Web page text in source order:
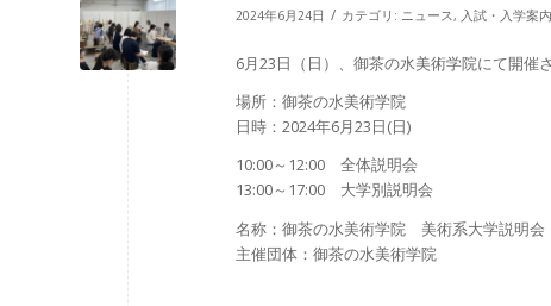
2024年6月24日 / カテゴリ: ニュース, 入試・入学案内
6月23日（日）、御茶の水美術学院にて開催
場所：御茶の水美術学院
日時：2024年6月23日(日)
10:00～12:00 全体説明会
13:00～17:00 大学別説明会
名称：御茶の水美術学院 美術系大学説明会
主催団体：御茶の水美術学院